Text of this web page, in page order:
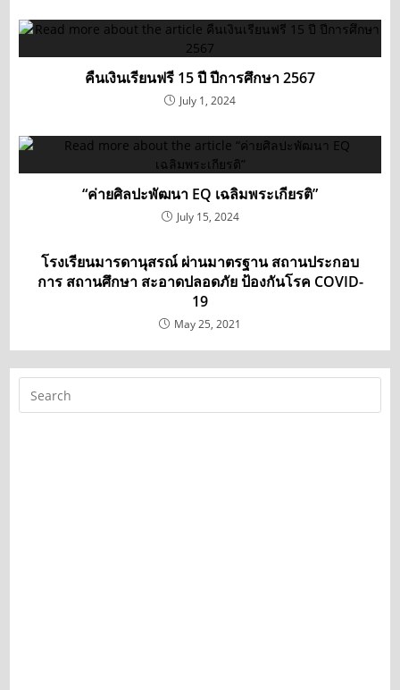
คืนเงินเรียนฟรี 15 ปี ปีการศึกษา 2567
July 1, 2024
“ค่ายศิลปะพัฒนา EQ เฉลิมพระเกียรติ”
July 15, 2024
โรงเรียนมารดานุสรณ์ ผ่านมาตรฐาน สถานประกอบ
การ สถานศึกษา สะอาดปลอดภัย ป้องกันโรค COVID-
19
May 25, 2021